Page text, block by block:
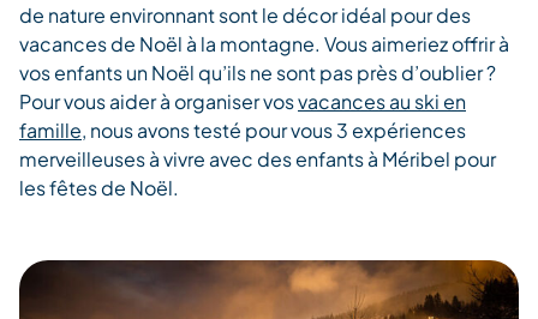
de nature environnant sont le décor idéal pour des
vacances de Noël à la montagne. Vous aimeriez offrir à
vos enfants un Noël qu’ils ne sont pas près d’oublier ?
Pour vous aider à organiser vosvacances au ski en
famille, nous avons testé pour vous 3 expériences
merveilleuses à vivre avec des enfants à Méribel pour
les fêtes de Noël.